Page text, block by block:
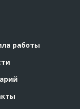
работы